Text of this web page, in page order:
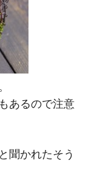
あるので注意
聞かれたそう